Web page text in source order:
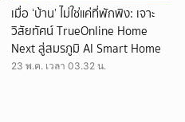
เมื่อ ‘บ้าน’ ไม่ใช่แค่ที่พักพิง: เจาะ
วิสัยทัศน์ TrueOnline Home
Next สู่สมรภูมิ AI Smart Home
23 พ.ค. เวลา 03.32 น.